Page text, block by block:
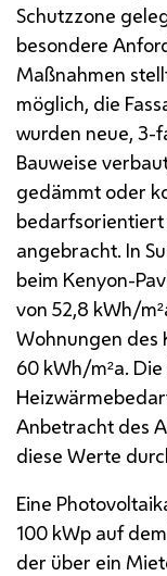
Schutzzone
besondere
Maßnahmen
möglich, die
wurden neue, 3-
Bauweise
gedämmt oder
bedarfsorientiert
angebracht. In
beim Kenyon-
von 52,8 kWh/
Wohnungen des
60 kWh/m²a.
Anbetracht des
diese Werte
Eine
100 kWp auf
der über ein